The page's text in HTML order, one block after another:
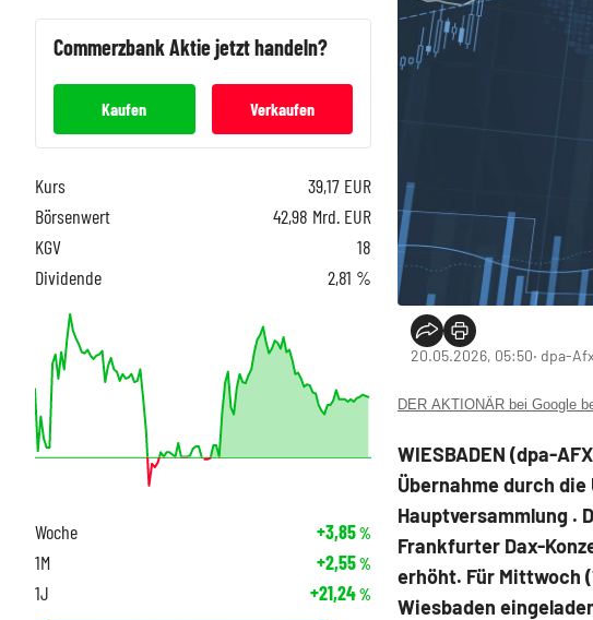
20.05.2026, 05:50‧ dpa-Afx
DER AKTIONÄR bei Google
WIESBADEN (dpa-
Übernahme durch
Hauptversammlung .
Frankfurter Dax-
erhöht. Für Mittwoch
Wiesbaden
CommerzbankAktie jetzt handeln?
Kaufen Verkaufen
Kurs 39,17 EUR
Börsenwert
42,98 Mrd. EUR
KGV
18
Dividende
2,81 %
Woche +3,85%
1M +2,55%
1J +21,24%